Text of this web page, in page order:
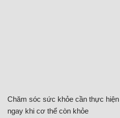
Chăm sóc sức khỏe cần thực hiện
ngay khi cơ thể còn khỏe